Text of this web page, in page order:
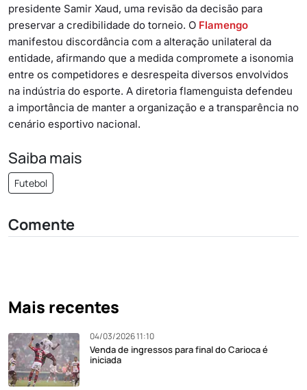
presidente Samir Xaud, uma revisão da decisão para
preservar a credibilidade do torneio. O Flamengo
manifestou discordância com a alteração unilateral da
entidade, afirmando que a medida compromete a isonomia
entre os competidores e desrespeita diversos envolvidos
na indústria do esporte. A diretoria flamenguista defendeu
a importância de manter a organização e a transparência no
cenário esportivo nacional.
Saiba mais
Futebol
Comente
Mais recentes
04/03/2026 11:10
Venda de ingressos para final do Carioca é
iniciada